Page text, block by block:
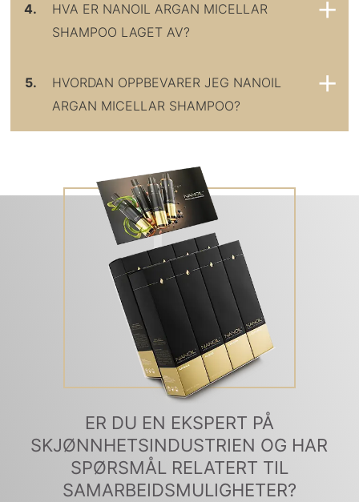
4.
HVA ER NANOIL ARGAN MICELLAR
SHAMPOO LAGET AV?
5.
HVORDAN OPPBEVARER JEG NANOIL
ARGAN MICELLAR SHAMPOO?
ER DU EN EKSPERT PÅ
SKJØNNHETSINDUSTRIEN OG HAR
SPØRSMÅL RELATERT TIL
SAMARBEIDSMULIGHETER?